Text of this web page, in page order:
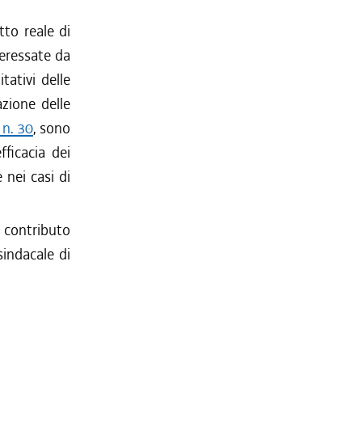
reale di
da
delle
delle
30, sono
dei
nei casi di
contributo
di